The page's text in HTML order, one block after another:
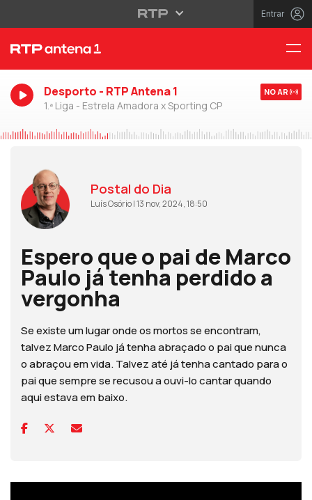
Entrar
Desporto - RTP Antena 1
1.ª Liga - Estrela Amadora x Sporting CP
NO AR
Postal do Dia
Luís Osório | 13 nov, 2024, 18:50
Espero que o pai de Marco
Paulo já tenha perdido a
vergonha
Se existe um lugar onde os mortos se encontram,
talvez Marco Paulo já tenha abraçado o pai que nunca
o abraçou em vida. Talvez até já tenha cantado para o
pai que sempre se recusou a ouvi-lo cantar quando
aqui estava em baixo.